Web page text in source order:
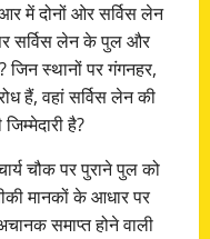
में दोनों ओर सर्विस लेन
सर्विस लेन के पुल और
जिन स्थानों पर गंगनहर,
हैं, वहां सर्विस लेन की
है?
चौक पर पुराने पुल को
मानकों के आधार पर
समाप्त होने वाली